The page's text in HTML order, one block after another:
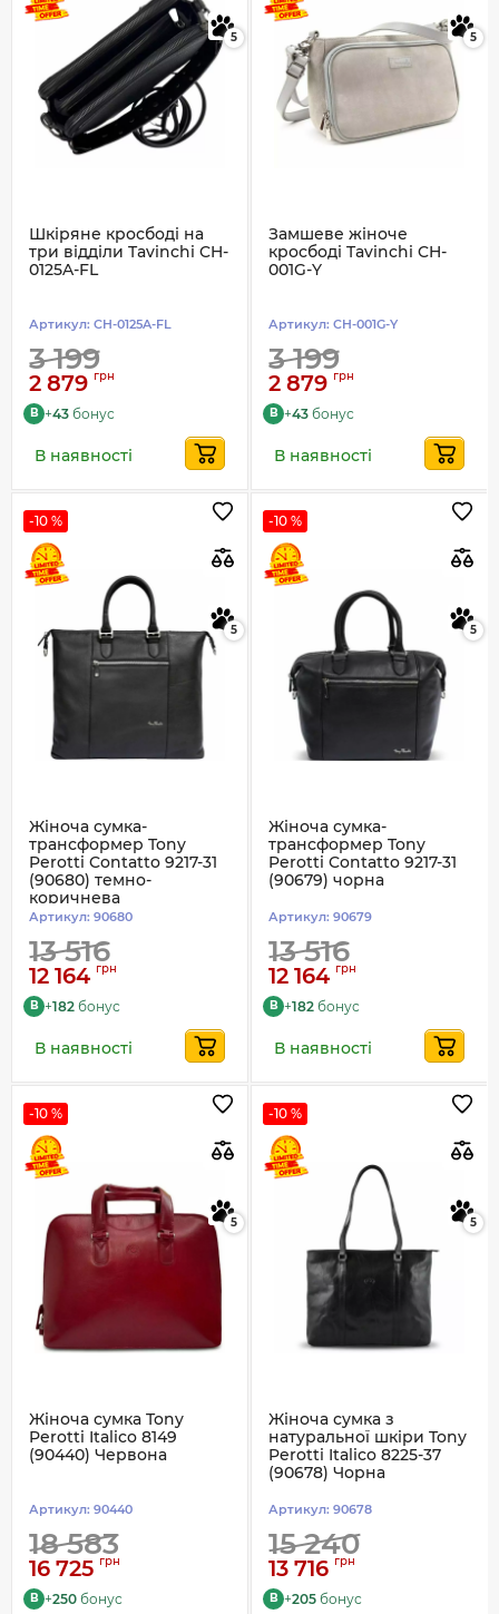
5
Шкіряне кросбоді на
три відділи Tavinchi CH-
0125A-FL
Артикул: CH-0125A-FL
3 199
2 879 грн
B +43 бонус
В наявності
5
Замшеве жіноче
кросбоді Tavinchi CH-
001G-Y
Артикул: CH-001G-Y
3 199
2 879 грн
B +43 бонус
В наявності
-10 %
5
Жіноча сумка-
трансформер Tony
Perotti Contatto 9217-31
(90680) темно-
коричнева
Артикул: 90680
13 516
12 164 грн
B +182 бонус
В наявності
-10 %
5
Жіноча сумка-
трансформер Tony
Perotti Contatto 9217-31
(90679) чорна
Артикул: 90679
13 516
12 164 грн
B +182 бонус
В наявності
-10 %
5
Жіноча сумка Tony
Perotti Italico 8149
(90440) Червона
Артикул: 90440
18 583
16 725 грн
B +250 бонус
-10 %
5
Жіноча сумка з
натуральної шкіри Tony
Perotti Italico 8225-37
(90678) Чорна
Артикул: 90678
15 240
13 716 грн
B +205 бонус